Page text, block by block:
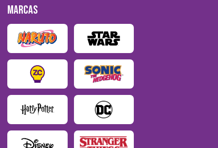
MARCAS